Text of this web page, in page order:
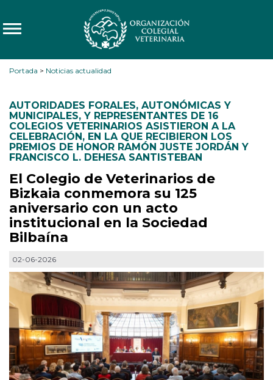
Portada > Noticias actualidad
AUTORIDADES FORALES, AUTONÓMICAS Y
MUNICIPALES,Y REPRESENTANTES DE 16
COLEGIOS VETERINARIOS ASISTIERON A LA
CELEBRACIÓN, EN LA QUE RECIBIERON LOS
PREMIOS DE HONOR RAMÓN JUSTE JORDÁN Y
FRANCISCO L. DEHESA SANTISTEBAN
El Colegio de Veterinarios de
Bizkaia conmemora su 125
aniversario con un acto
institucional en la Sociedad
Bilbaína
02-06-2026